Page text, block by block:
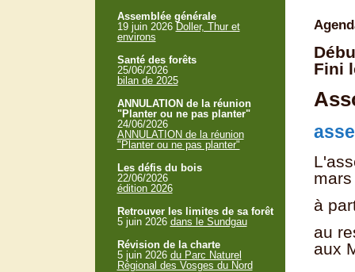
Fini
à
au
aux
Assemblée générale
19 juin 2026 Doller, Thur et
environs
Santé des forêts
25/06/2026
bilan de 2025
ANNULATION de la réunion
"Planter ou ne pas planter"
24/06/2026
ANNULATION de la réunion
"Planter ou ne pas planter"
Les défis du bois
22/06/2026
édition 2026
Retrouver les limites de sa forêt
5 juin 2026 dans le Sundgau
Révision de la charte
5 juin 2026 du Parc Naturel
Régional des Vosges du Nord